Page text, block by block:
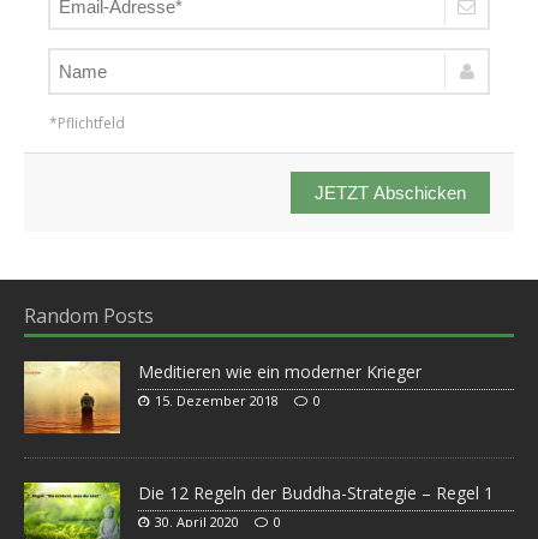
*Pflichtfeld
JETZT Abschicken
Random Posts
Meditieren wie ein moderner Krieger
15. Dezember 2018 0
Die 12 Regeln der Buddha-Strategie – Regel 1
30. April 2020 0